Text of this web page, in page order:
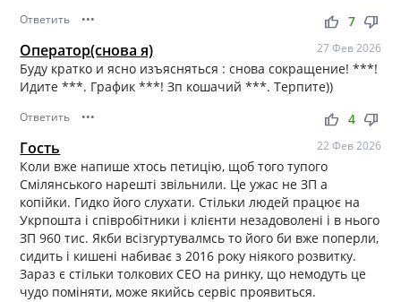
Ответить ••• thumb_up thumb_down
7
Оператор(снова я) 27 Фев 2026
Буду кратко и ясно изъясняться : снова сокращение! ***!
Идите ***. График ***! Зп кошачий ***. Терпите))
Ответить ••• thumb_up thumb_down
4
Гость 22 Фев 2026
Коли вже напише хтось петицію, щоб того тупого
Смілянського нарешті звільнили. Це ужас не ЗП а
копійки. Гидко його слухати. Стільки людей працює на
Укрпошта і співробітники і клієнти незадоволені і в нього
ЗП 960 тис. Якби всізгуртувалмсь то його би вже поперли,
сидить і кишені набиває з 2016 року ніякого розвитку.
Зараз є стільки толкових СЕО на ринку, що немодуть це
чудо поміняти, може якийсь сервіс проявиться.